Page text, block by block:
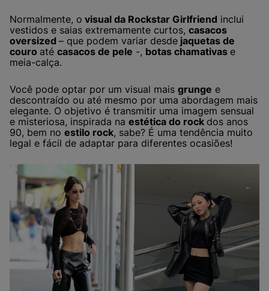
Normalmente, o visual da Rockstar Girlfriend inclui
vestidos e saias extremamente curtos, casacos
oversized – que podem variar desde jaquetas de
couro até casacos de pele -, botas chamativas e
meia-calça.
Você pode optar por um visual mais grunge e
descontraído ou até mesmo por uma abordagem mais
elegante. O objetivo é transmitir uma imagem sensual
e misteriosa, inspirada na estética do rock dos anos
90, bem no estilo rock, sabe? É uma tendência muito
legal e fácil de adaptar para diferentes ocasiões!